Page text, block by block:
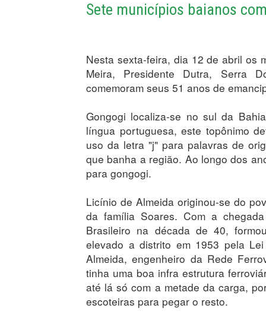
Sete municípios baianos
Nesta sexta-feira, dia 12 de abril os
Meira, Presidente Dutra, Serra
comemoram seus 51 anos de
Gongogi localiza-se no sul da
língua portuguesa, este topônimo
uso da letra "j" para palavras de
que banha a região. Ao longo dos
para gongogi.
Licínio de Almeida originou-se do
da família Soares. Com a
Brasileiro na década de 40,
elevado a distrito em 1953 pela
Almeida, engenheiro da Rede
tinha uma boa infra estrutura
até lá só com a metade da carga,
escoteiras para pegar o resto.